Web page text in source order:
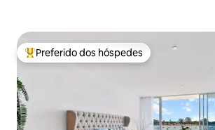
Entre os melhores preferidos dos hóspedes
Preferido dos hóspedes